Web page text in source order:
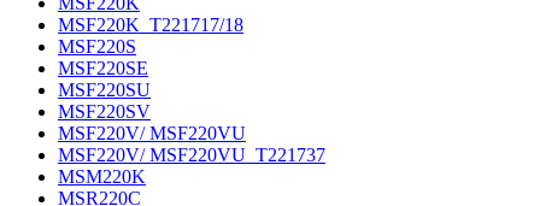
MSF220K_T221717/18
MSF220S
MSF220SE
MSF220SU
MSF220SV
MSF220V/ MSF220VU
MSF220V/ MSF220VU_T221737
MSM220K
MSR220C